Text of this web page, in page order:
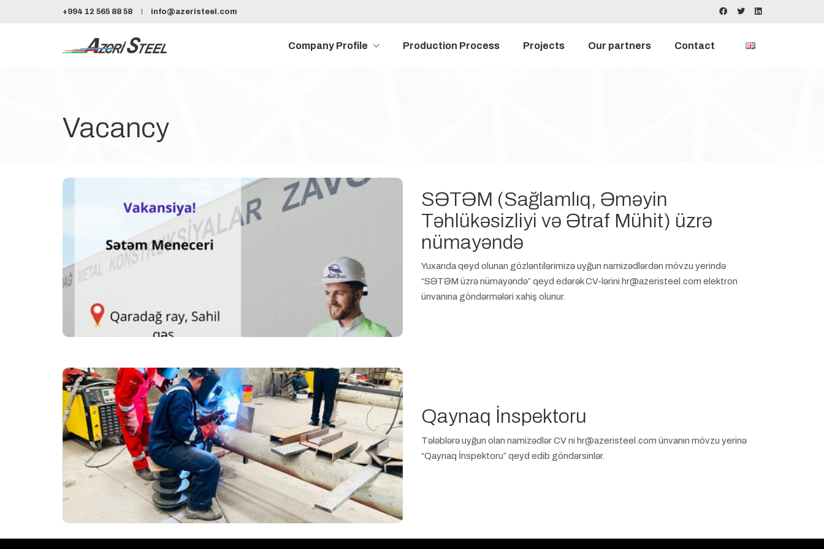
+994 12 565 88 58 info@azeristeel.com
Company Profile Production Process Projects Our partners Contact
Vacancy
Vakansiya detalları
Məsuliyyətlilik, dəqiqlik, operativlik və problemi həll etmə bacarığı
İş şəraiti: Nahar, xüsusi geyim şirkət tərəfindən qarşılanır
İş saatı: 08:00-17:00
İstirahət günləri: Bazar
Qeyd: Sahil, Lökbatan, Sənqəçal, Ümüd, Qobustan , Ələt qəsəbə
sakinlərinə üstünlük verilir.
SƏTƏM (Sağlamlıq, Əməyin
Təhlükəsizliyi və Ətraf Mühit) üzrə
nümayəndə
Yuxarıda qeyd olunan gözləntilərimizə uyğun namizədlərdən mövzu yerində
“SƏTƏM üzrə nümayəndə” qeyd edərək CV-lərini hr@azeristeel.com elektron
ünvanına göndərmələri xahiş olunur.
Vakansiya detalları
Vakansiya: Qaynaq inspektoru
İş saatı: 08:00-17:00
İstirahət günləri: Bazar
Qeyd: Sahil, Lökbatan, Səngəçal, Ümüd, Ələt, Qobustan qəsəbə
sakinlərinə üstünlük verilir.
Qaynaq İnspektoru
Tələblərə uyğun olan namizədlər CV ni hr@azeristeel.com ünvanın mövzu yerinə
“Qaynaq İnspektoru” qeyd edib göndərsinlər.